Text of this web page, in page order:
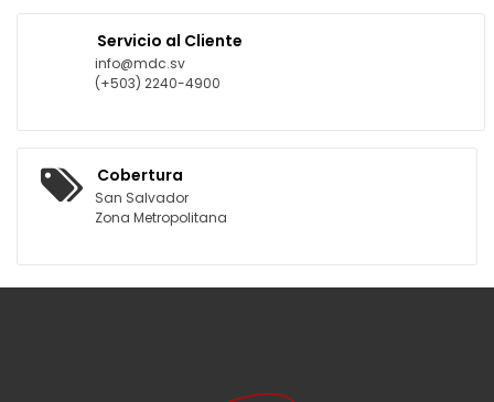
Servicio al Cliente
info@mdc.sv
(+503) 2240-4900
Cobertura
San Salvador
Zona Metropolitana